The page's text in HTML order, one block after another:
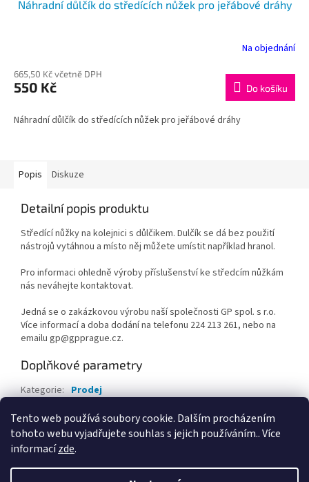
Tento web používá soubory cookie. Dalším procházením
tohoto webu vyjadřujete souhlas s jejich používáním.. Více
informacízde.
Náhradní důlčík do středících nůžek pro jeřábové dráhy
Na objednání
665,50 Kč včetně DPH
550 Kč Do košíku
Náhradní důlčík do středících nůžek pro jeřábové dráhy
Popis Diskuze
Detailní popis produktu
Středící nůžky na kolejnici s důlčikem. Dulčík se dá bez použití
nástrojů vytáhnou a místo něj můžete umístit například hranol.
Pro informaci ohledně výroby příslušenství ke středcím nůžkám
nás neváhejte kontaktovat.
Jedná se o zakázkovou výrobu naší společnosti GP spol. s r.o.
Více informací a doba dodání na telefonu 224 213 261, nebo na
emailu gp@gpprague.cz.
Doplňkové parametry
Kategorie: Prodej